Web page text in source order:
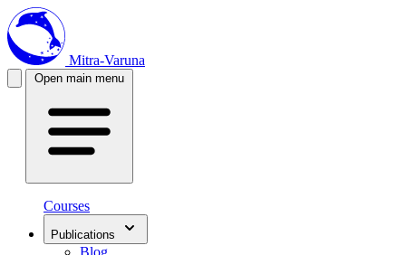
Mitra-Varuna
Open main menu
Courses
Publications
Blog